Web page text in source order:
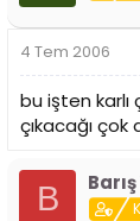
4 Tem 2006
bu işten karlı
çıkacağı çok
B